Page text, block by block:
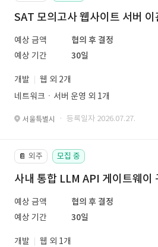
SAT 모의고사 웹사이트 서버 이
예상 금액
협의 후 결정
예상 기간
30일
개발
웹 외 2개
네트워크ㆍ서버 운영 외 1개
서울특별시 · 등록일자 2026.07.27.
📔 외주 모집 중
사내 통합 LLM API 게이트웨이
예상 금액
협의 후 결정
예상 기간
30일
개발
웹 외 1개